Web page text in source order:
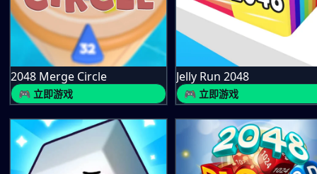
2048 Merge Circle
🎮 立即游戏
Jelly Run 2048
🎮 立即游戏